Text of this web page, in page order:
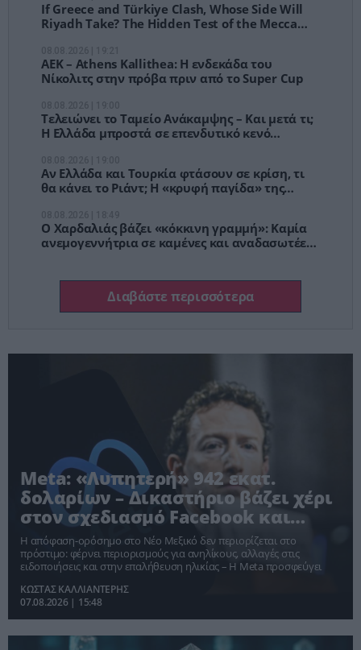
If Greece and Türkiye Clash, Whose Side Will
Riyadh Take? The Hidden Test of the Mecca
ΑΕΚ – Athens Kallithea: Η ενδεκάδα του
Νίκολιτς στην πρόβα πριν από το Super Cup
Τελειώνει το Ταμείο Ανάκαμψης – Και μετά τι;
Η Ελλάδα μπροστά σε επενδυτικό κενό
Αν Ελλάδα και Τουρκία φτάσουν σε κρίση, τι
θα κάνει το Ριάντ; Η «κρυφή παγίδα» της
Ο Χαρδαλιάς βάζει «κόκκινη γραμμή»: Καμία
ανεμογεννήτρια σε καμένες και αναδασωτέες
Διαβάστε περισσότερα
Meta: «Λυπητερή» 942 εκατ.
δολαρίων – Δικαστήριο βάζει χέρι
στον σχεδιασμό Facebook και
Instagram
Η απόφαση-ορόσημο στο Νέο Μεξικό δεν περιορίζεται στο
πρόστιμο: φέρνει περιορισμούς για ανηλίκους, αλλαγές στις
ειδοποιήσεις και στην επαλήθευση ηλικίας – Η Meta προσφεύγει
ΚΩΣΤΑΣ ΚΑΛΛΙΑΝΤΕΡΗΣ
07.08.2026 | 15:48